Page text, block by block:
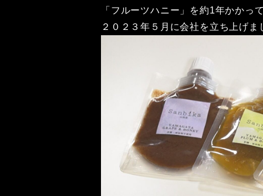
「フルーツハニー」を約1年かか
２０２３年５月に会社を立ち上げま